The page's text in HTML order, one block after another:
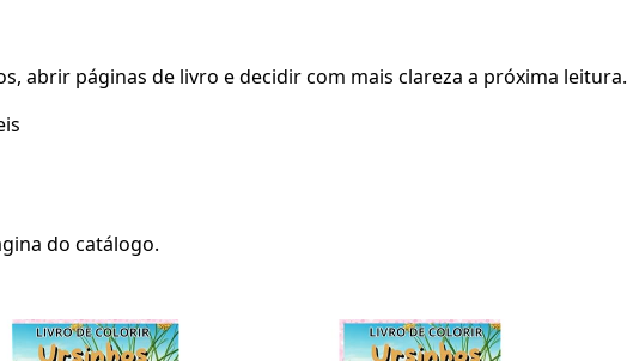
abrir páginas de livro e decidir com mais clareza a próxima leitura.
do catálogo.